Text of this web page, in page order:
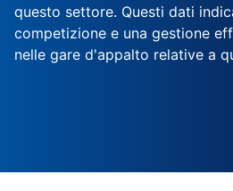
questo settore. Questi dati
competizione e una gestione
nelle gare d'appalto relative a